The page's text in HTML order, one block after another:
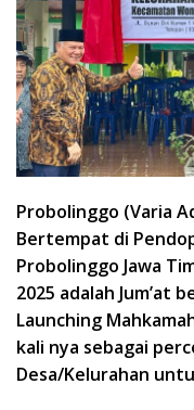
Probolinggo (Varia
Bertempat di
Probolinggo Jawa
2025 adalah Jum’at
Launching
kali nya sebagai
Desa/Kelurahan